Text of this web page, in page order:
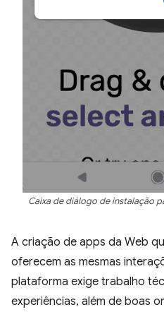
Caixa de diálogo de instalação
A criação de apps da Web
oferecem as mesmas
plataforma exige trabalho
experiências, além de boas